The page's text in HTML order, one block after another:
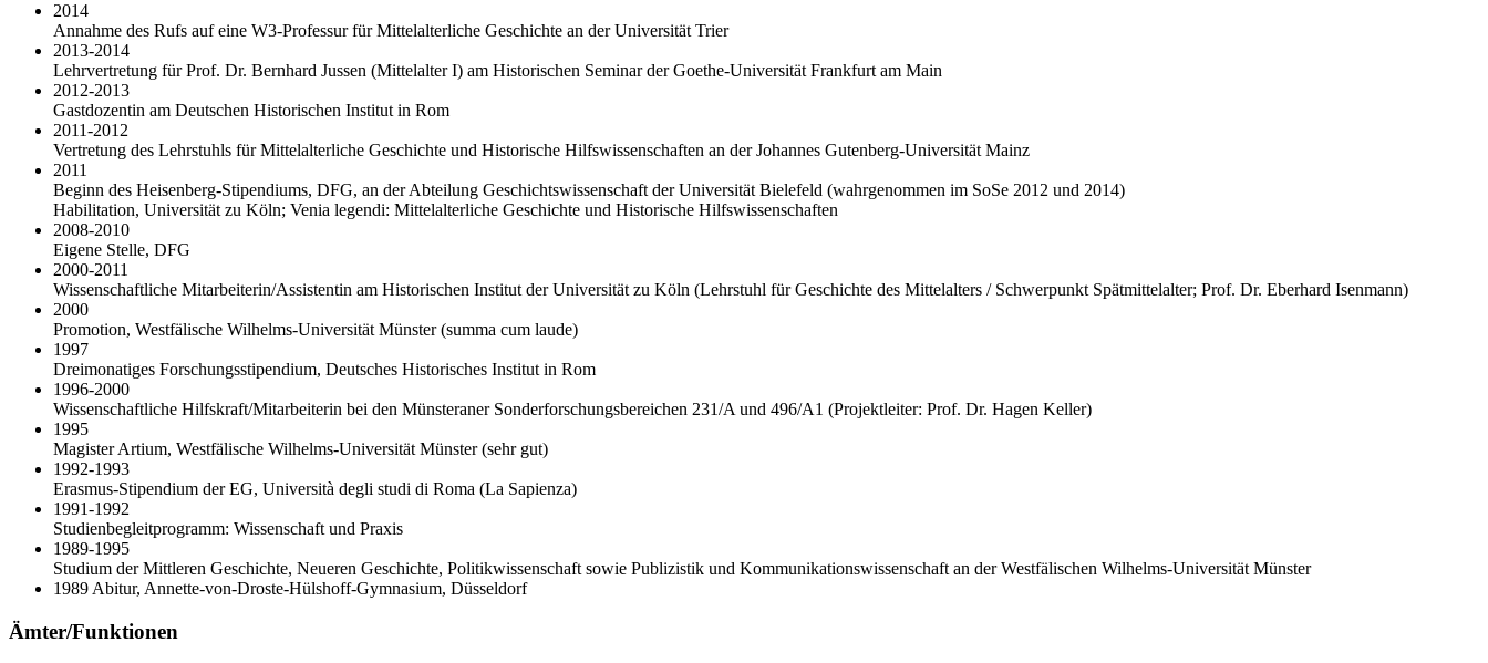
2014
Annahme des Rufs auf eine W3-Professur für Mittelalterliche Geschichte an der Universität Trier
2013-2014
Lehrvertretung für Prof. Dr. Bernhard Jussen (Mittelalter I) am Historischen Seminar der Goethe-Universität Frankfurt am Main
2012-2013
Gastdozentin am Deutschen Historischen Institut in Rom
2011-2012
Vertretung des Lehrstuhls für Mittelalterliche Geschichte und Historische Hilfswissenschaften an der Johannes Gutenberg-Universität Mainz
2011
Beginn des Heisenberg-Stipendiums, DFG, an der Abteilung Geschichtswissenschaft der Universität Bielefeld (wahrgenommen im SoSe 2012 und 2014)
Habilitation, Universität zu Köln; Venia legendi: Mittelalterliche Geschichte und Historische Hilfswissenschaften
2008-2010
Eigene Stelle, DFG
2000-2011
Wissenschaftliche Mitarbeiterin/Assistentin am Historischen Institut der Universität zu Köln (Lehrstuhl für Geschichte des Mittelalters / Schwerpunkt Spätmittelalter; Prof. Dr. Eberhard Isenmann)
2000
Promotion, Westfälische Wilhelms-Universität Münster (summa cum laude)
1997
Dreimonatiges Forschungsstipendium, Deutsches Historisches Institut in Rom
1996-2000
Wissenschaftliche Hilfskraft/Mitarbeiterin bei den Münsteraner Sonderforschungsbereichen 231/A und 496/A1 (Projektleiter: Prof. Dr. Hagen Keller)
1995
Magister Artium, Westfälische Wilhelms-Universität Münster (sehr gut)
1992-1993
Erasmus-Stipendium der EG, Università degli studi di Roma (La Sapienza)
1991-1992
Studienbegleitprogramm: Wissenschaft und Praxis
1989-1995
Studium der Mittleren Geschichte, Neueren Geschichte, Politikwissenschaft sowie Publizistik und Kommunikationswissenschaft an der Westfälischen Wilhelms-Universität Münster
1989 Abitur, Annette-von-Droste-Hülshoff-Gymnasium, Düsseldorf
Ämter/Funktionen